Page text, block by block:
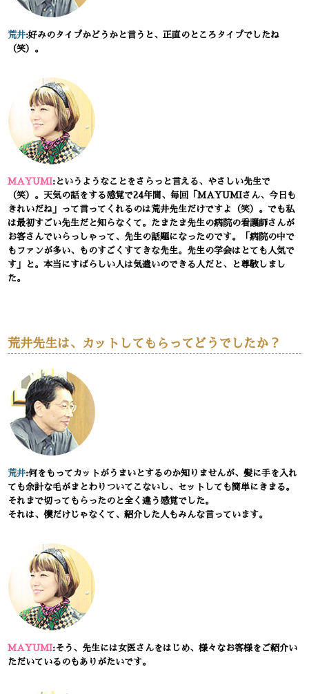
荒井:好みのタイプかどうかと言うと、正直のところタイプでしたね
（笑）。
MAYUMI:というようなことをさらっと言える、やさしい先生で
（笑）。天気の話をする感覚で24年間、毎回「MAYUMIさん、今日も
きれいだね」って言ってくれるのは荒井先生だけですよ（笑）。でも私
は最初すごい先生だと知らなくて。たまたま先生の病院の看護師さんが
お客さんでいらっしゃって、先生の話題になったのです。「病院の中で
もファンが多い、ものすごくすてきな先生。先生の学会はとても人気で
す」と。本当にすばらしい人は気遣いのできる人だと、と尊敬しまし
た。
荒井先生は、カットしてもらってどうでしたか？
荒井:何をもってカットがうまいとするのか知りませんが、髪に手を入れ
ても余計な毛がまとわりついてこないし、セットしても簡単にきまる。
それまで切ってもらったのと全く違う感覚でした。
それは、僕だけじゃなくて、紹介した人もみんな言っています。
MAYUMI:そう、先生には女医さんをはじめ、様々なお客様をご紹介い
ただいているのもありがたいです。